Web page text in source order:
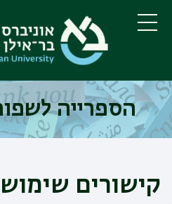
ניווט
תפריט
הספרייה
קישורים